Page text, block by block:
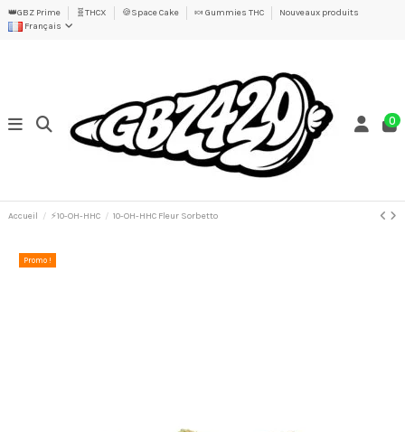
👑GBZ Prime 🧬THCX 🍪Space Cake 🍬 Gummies THC
Nouveaux produits
Français
0
Accueil ⚡10-OH-HHC 10-OH-HHC Fleur Sorbetto
Promo !